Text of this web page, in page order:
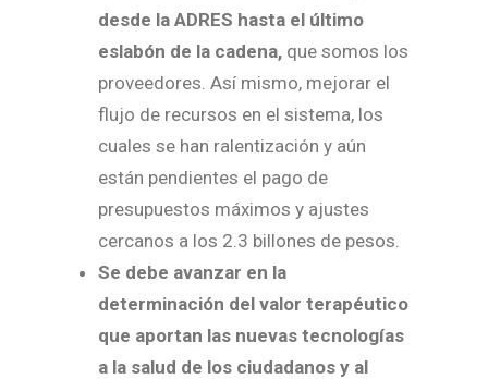
desde la ADRES hasta el último
eslabón de la cadena, que somos los
proveedores. Así mismo, mejorar el
flujo de recursos en el sistema, los
cuales se han ralentización y aún
están pendientes el pago de
presupuestos máximos y ajustes
cercanos a los 2.3 billones de pesos.
Se debe avanzar en la
determinación del valor terapéutico
que aportan las nuevas tecnologías
a la salud de los ciudadanos y al